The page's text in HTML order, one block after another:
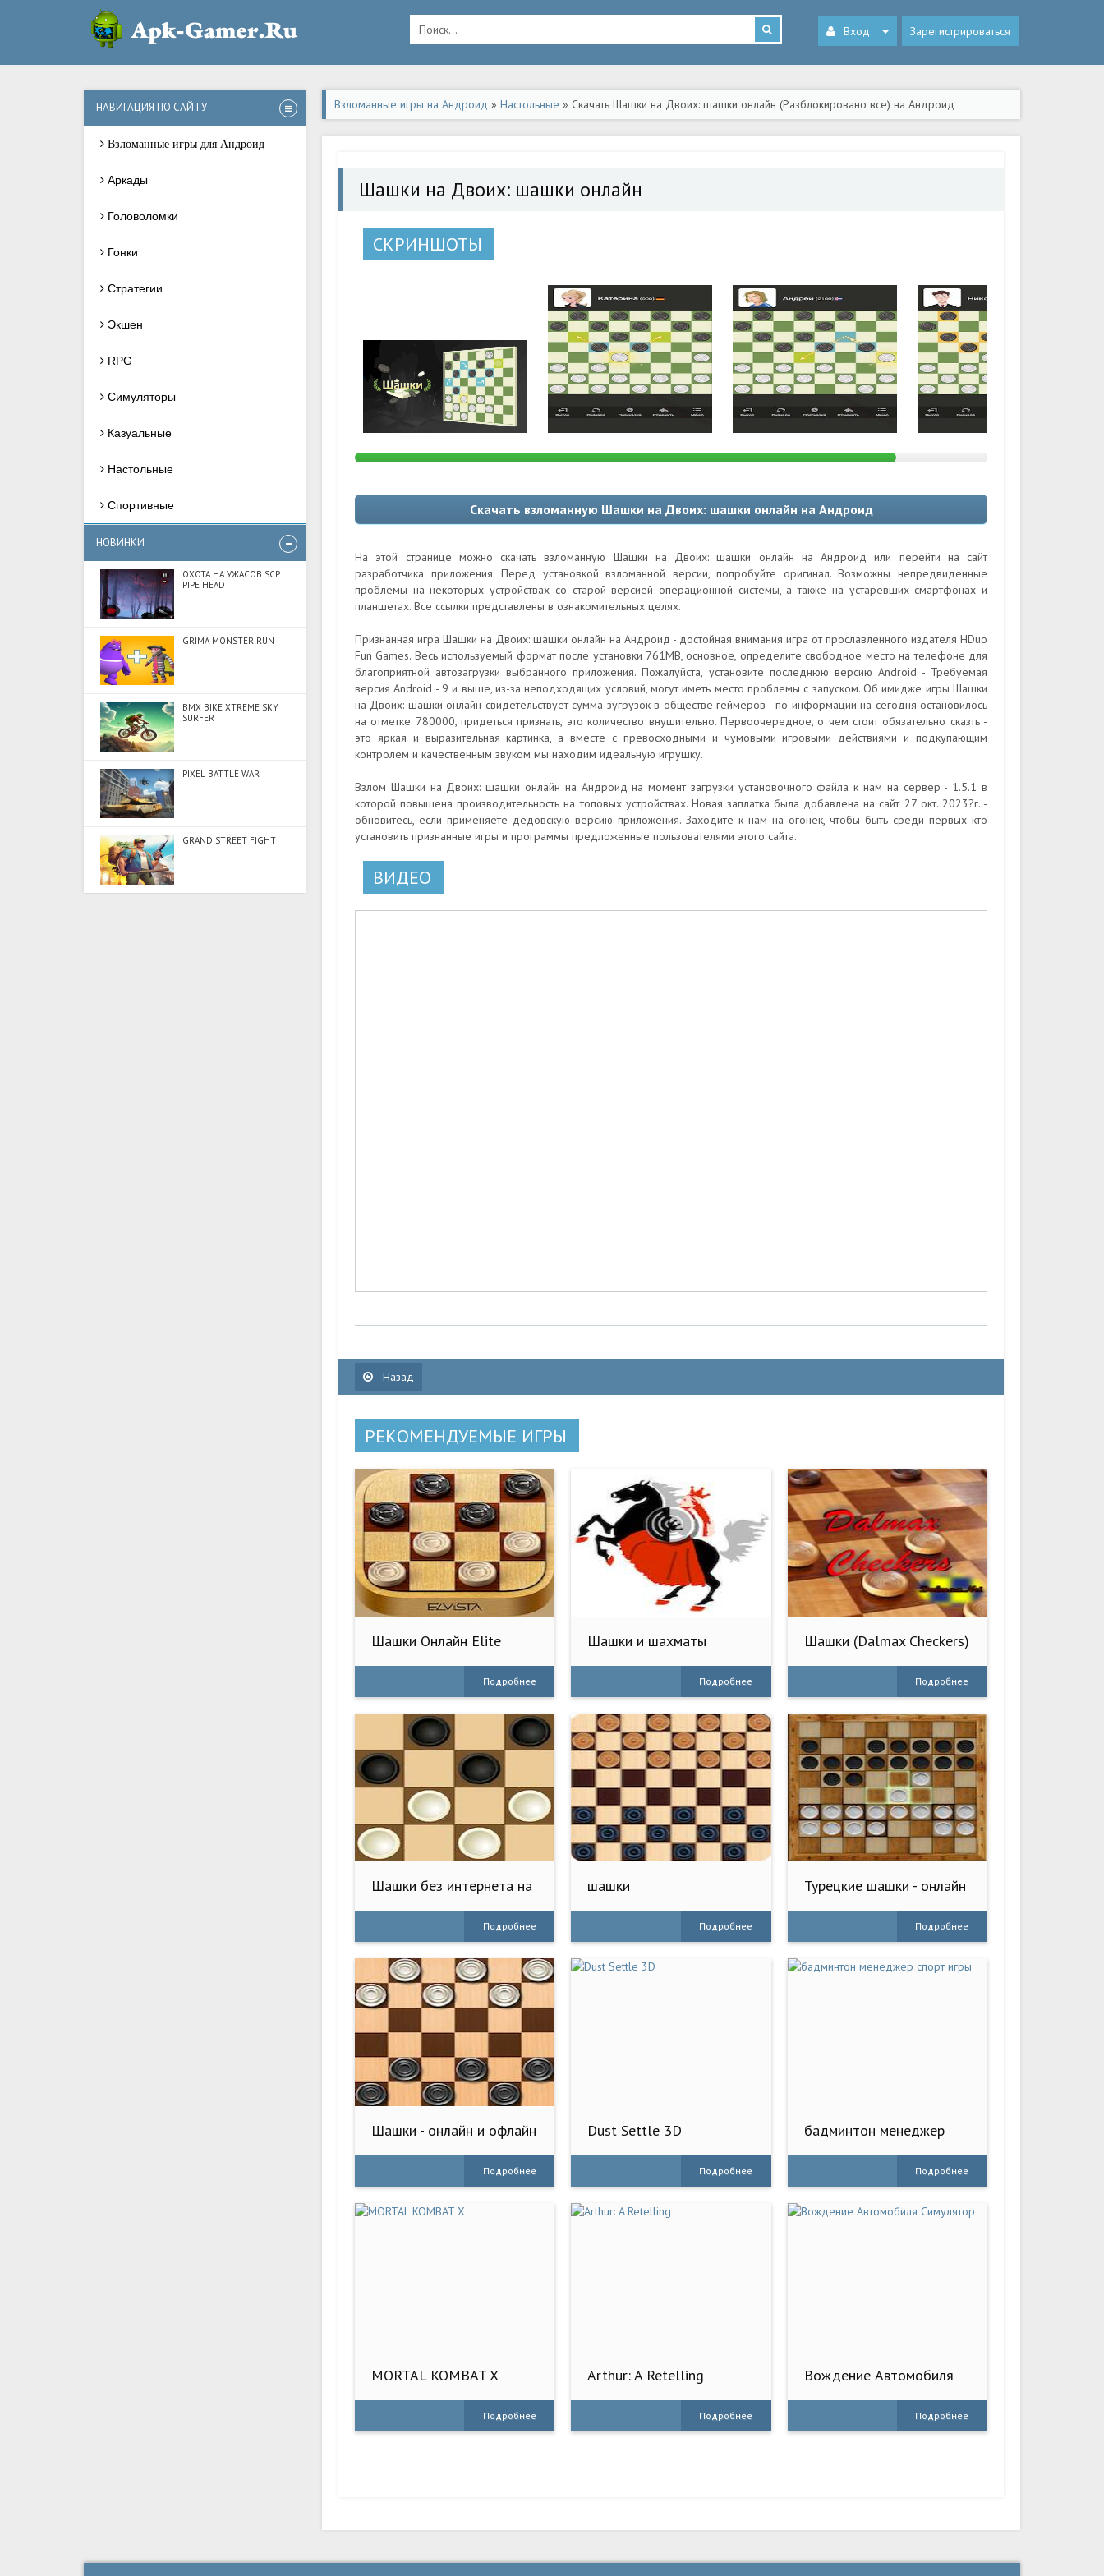
Вход Зарегистрироваться
НАВИГАЦИЯ ПО САЙТУ
Взломанные игры для Андроид
Аркады
Головоломки
Гонки
Стратегии
Экшен
RPG
Симуляторы
Казуальные
Настольные
Спортивные
НОВИНКИ
ОХОТА НА УЖАСОВ SCP
PIPE HEAD
GRIMA MONSTER RUN
BMX BIKE XTREME SKY
SURFER
PIXEL BATTLE WAR
GRAND STREET FIGHT
Взломанные игры на Андроид » Настольные » Скачать Шашки на Двоих: шашки онлайн (Разблокировано все) на Андроид
Шашки на Двоих: шашки онлайн
СКРИНШОТЫ
Скачать взломанную Шашки на Двоих: шашки онлайн на Андроид
На этой странице можно скачать взломанную Шашки на Двоих: шашки онлайн на Андроид или перейти на сайт
разработчика приложения. Перед установкой взломанной версии, попробуйте оригинал. Возможны непредвиденные
проблемы на некоторых устройствах со старой версией операционной системы, а также на устаревших смартфонах и
планшетах. Все ссылки представлены в ознакомительных целях.
Признанная игра Шашки на Двоих: шашки онлайн на Андроид - достойная внимания игра от прославленного издателя HDuo
Fun Games. Весь используемый формат после установки 761MB, основное, определите свободное место на телефоне для
благоприятной автозагрузки выбранного приложения. Пожалуйста, установите последнюю версию Android - Требуемая
версия Android - 9 и выше, из-за неподходящих условий, могут иметь место проблемы с запуском. Об имидже игры Шашки
на Двоих: шашки онлайн свидетельствует сумма зугрузок в обществе геймеров - по информации на сегодня остановилось
на отметке 780000, придеться признать, это количество внушительно. Первоочередное, о чем стоит обязательно сказть -
это яркая и выразительная картинка, а вместе с превосходными и чумовыми игровыми действиями и подкупающим
контролем и качественным звуком мы находим идеальную игрушку.
Взлом Шашки на Двоих: шашки онлайн на Андроид на момент загрузки установочного файла к нам на сервер - 1.5.1 в
которой повышена производительность на топовых устройствах. Новая заплатка была добавлена на сайт 27 окт. 2023?г. -
обновитесь, если применяете дедовскую версию приложения. Заходите к нам на огонек, чтобы быть среди первых кто
установить признанные игры и программы предложенные пользователями этого сайта.
ВИДЕО
Назад
РЕКОМЕНДУЕМЫЕ ИГРЫ
Шашки Онлайн Elite
Подробнее
Шашки и шахматы
Подробнее
Шашки (Dalmax Checkers)
Подробнее
Шашки без интернета на
Подробнее
шашки
Подробнее
Турецкие шашки - онлайн
Подробнее
Шашки - онлайн и офлайн
Подробнее
Dust Settle 3D
Подробнее
бадминтон менеджер
Подробнее
MORTAL KOMBAT X
Подробнее
Arthur: A Retelling
Подробнее
Вождение Автомобиля
Подробнее